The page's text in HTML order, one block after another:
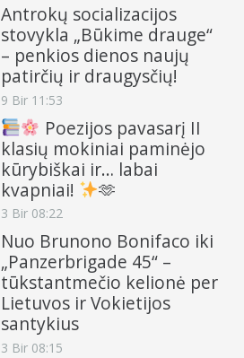
Antrokų socializacijos
stovykla „Būkime drauge“
– penkios dienos naujų
patirčių ir draugysčių!
9 Bir 11:53
Poezijos pavasarį II
klasių mokiniai paminėjo
kūrybiškai ir… labai
kvapniai!
🫶
3 Bir 08:22
Nuo Brunono Bonifaco iki
„Panzerbrigade 45“ –
tūkstantmečio kelionė per
Lietuvos ir Vokietijos
santykius
3 Bir 08:15